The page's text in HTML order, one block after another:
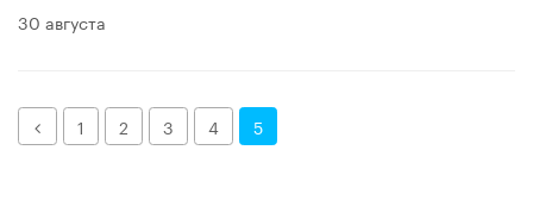
30 августа
Назад1 2 3 4 5